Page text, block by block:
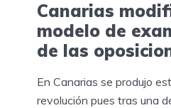
Canarias
modelo de
de las
En Canarias se produjo
revolución pues tras una